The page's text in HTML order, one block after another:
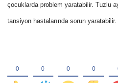
çocuklarda problem yaratabilir. Tuzlu
tansiyon hastalarında sorun yaratabilir.